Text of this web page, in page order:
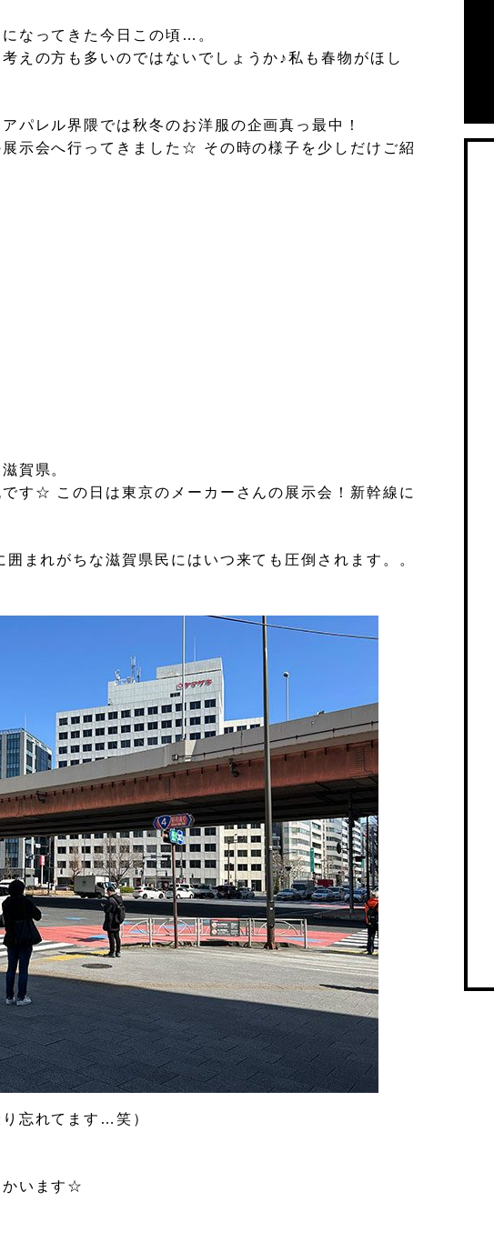
なってきた今日この頃…。
えの方も多いのではないでしょうか♪私も春物がほし
パレル界隈では秋冬のお洋服の企画真っ最中！
示会へ行ってきました☆ その時の様子を少しだけご紹
賀県。
す☆ この日は東京のメーカーさんの展示会！新幹線に
まれがちな滋賀県民にはいつ来ても圧倒されます。。
忘れてます…笑）
かいます☆